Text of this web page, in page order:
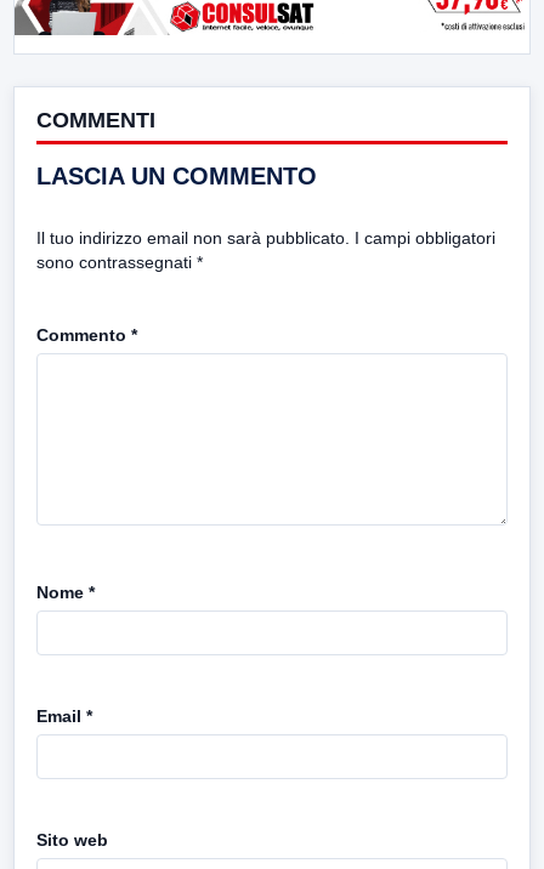
COMMENTI
LASCIA UN COMMENTO
Il tuo indirizzo email non sarà pubblicato. I campi obbligatori
sono contrassegnati *
Commento *
Nome *
Email *
Sito web